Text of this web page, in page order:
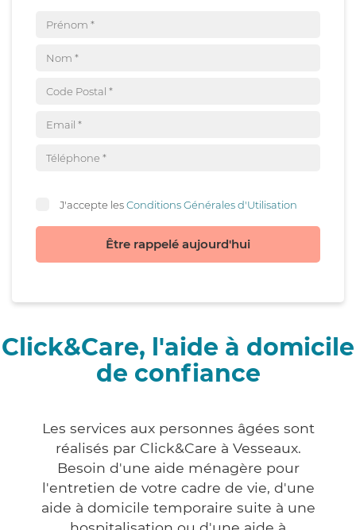
J'accepte lesConditions Générales d'Utilisation
Être rappelé aujourd'hui
Click&Care, l'aide à domicile
de confiance
Les services aux personnes âgées sont
réalisés par Click&Care à Vesseaux.
Besoin d'une aide ménagère pour
l'entretien de votre cadre de vie, d'une
aide à domicile temporaire suite à une